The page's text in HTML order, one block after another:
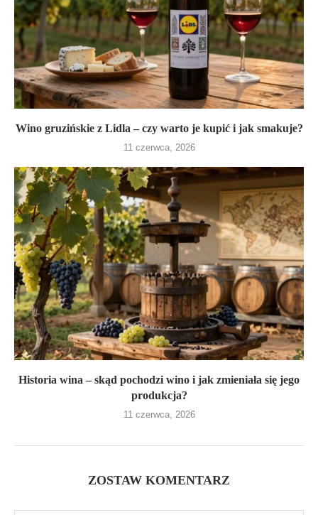
Wino gruzińskie z Lidla – czy warto je kupić i jak smakuje?
11 czerwca, 2026
Historia wina – skąd pochodzi wino i jak zmieniała się jego
produkcja?
11 czerwca, 2026
ZOSTAW KOMENTARZ